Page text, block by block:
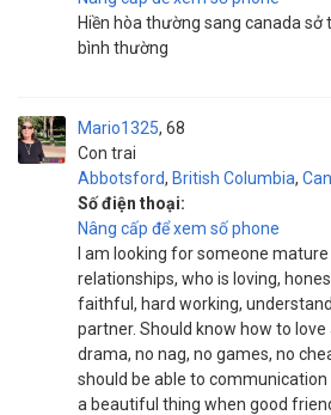
Hiền hòa thường sang canada
bình thường
Mario1325
Con trai
68
Abbotsford, British Columbia,
Số điện thoại:
Nâng cấp để xem số phone
I am looking for someone
relationships, who is loving,
faithful, hard working,
partner. Should know how to
drama, no nag, no games, no
should be able to communication
a beautiful thing when good